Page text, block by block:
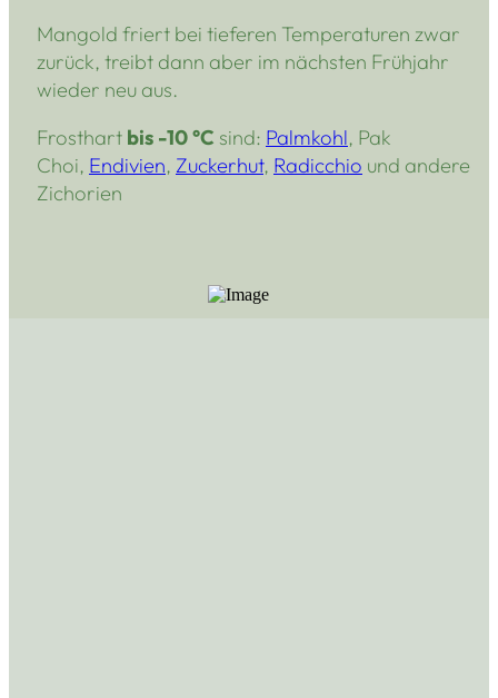
Mangold friert bei tieferen Temperaturen zwar
zurück, treibt dann aber im nächsten Frühjahr
wieder neu aus.
Frosthart bis -10 °C sind: Palmkohl, Pak
Choi, Endivien, Zuckerhut, Radicchio und andere
Zichorien